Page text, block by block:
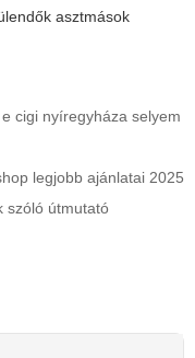
asztmások
cigi nyíregyháza selyem
legjobb ajánlatai 2025
szóló útmutató